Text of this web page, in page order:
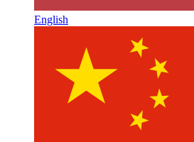
English